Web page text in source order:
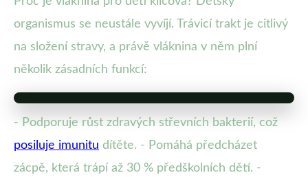
organismus se neustále vyvíjí. Trávicí trakt je citlivý
na složení stravy, a právě vláknina v něm plní
několik zásadních funkcí:
- Podporuje růst zdravých střevních bakterií, což
posiluje imunitu dítěte. - Pomáhá předcházet
zácpě, která trápí až 30 % předškolních dětí. -